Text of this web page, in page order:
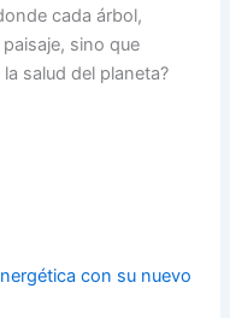
cada árbol,
sino que
salud del planeta?
con su nuevo